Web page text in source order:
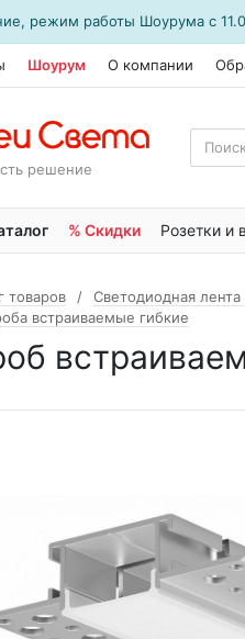
режим работы Шоурума с
Шоурум О компании
решение
% Скидки Розетки и
товаров Светодиодная
встраиваемые гибкие